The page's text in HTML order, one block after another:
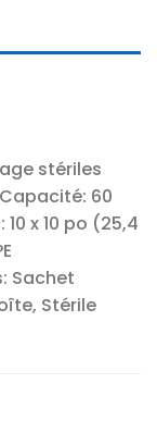
stériles
60
x 10 po (25,4
Sachet
Stérile